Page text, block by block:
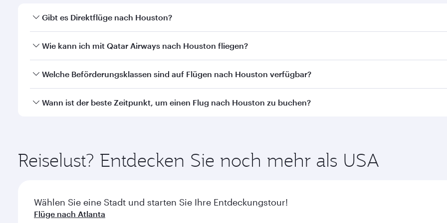
Gibt es Direktflüge nach Houston?
Ja, Qatar Airways betreibt Direktflüge nach Houston. Flugpläne und -frequenzen finden Sie auf unserer Website.
Wie kann ich mit Qatar Airways nach Houston fliegen?
Mit Qatar Airways können Sie direkt nach Houston fliegen. Wir bringen Sie via Doha zu über 150 Reisezielen
Welche Beförderungsklassen sind auf Flügen nach Houston verfügbar?
Die Verfügbarkeit einzelner Beförderungsklassen ist von der jeweiligen Flugstrecke und der durchführenden
Wann ist der beste Zeitpunkt, um einen Flug nach Houston zu buchen?
Reiselust? Entdecken Sie noch mehr als USA
Wählen Sie eine Stadt und starten Sie Ihre Entdeckungstour!
Flüge nach Atlanta